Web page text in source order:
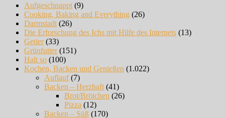
Aufgeschnappt (9)
Cooking, Baking and Everything (26)
Darmstadt (26)
Die Erforschung des Ichs mit Hilfe des Internets (13)
Getier(33)
Grünfutter(151)
Halt so (100)
Kochen, Backen und Genießen (1.022)
Auflauf(7)
Backen – Herzhaft (41)
Brot/Brötchen (26)
Pizza (12)
Backen – Süß (170)